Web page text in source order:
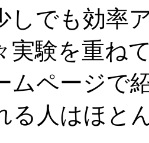
しでも効率
実験を重ね
ムページで
る人はほと